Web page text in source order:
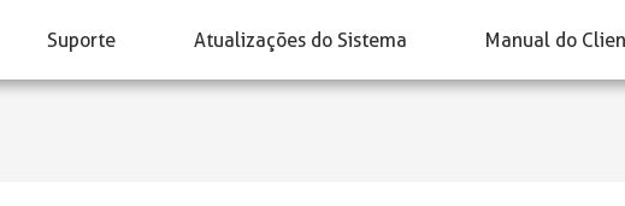
Suporte Atualizações do Sistema Manual do